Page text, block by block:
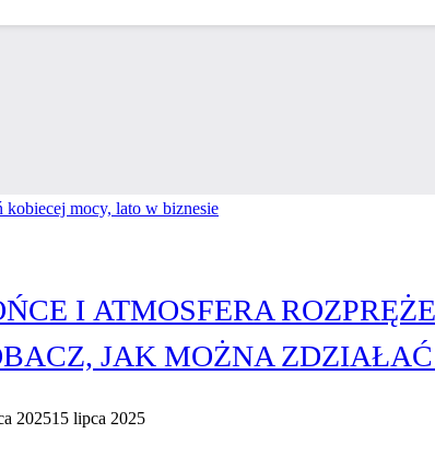
I ATMOSFERA
JAK MOŻNA
202515 lipca 2025